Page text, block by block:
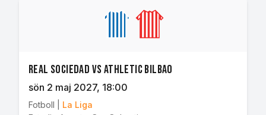
Real Sociedad vs Athletic Bilbao
sön 2 maj 2027, 18:00
Fotboll
La Liga